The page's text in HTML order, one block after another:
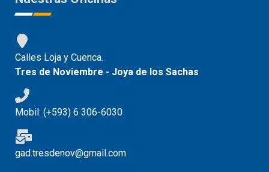
Calles Loja y Cuenca.
Tres de Noviembre - Joya de los Sachas
Mobil: (+593) 6 306-6030
gad.tresdenov@gmail.com